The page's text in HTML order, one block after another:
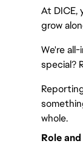
At DICE,
grow
We're
special?
whole.
Role